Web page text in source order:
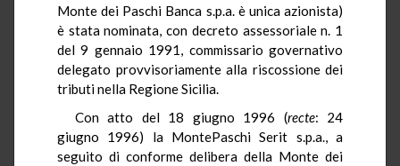
Monte dei Paschi Banca s.p.a. è unica azionista)
è stata nominata, con decreto assessoriale n. 1
del 9 gennaio 1991, commissario governativo
delegato provvisoriamente alla riscossione dei
tributi nella Regione Sicilia.
Con atto del 18 giugno 1996 (recte: 24
giugno 1996) la MontePaschi Serit s.p.a., a
seguito di conforme delibera della Monte dei